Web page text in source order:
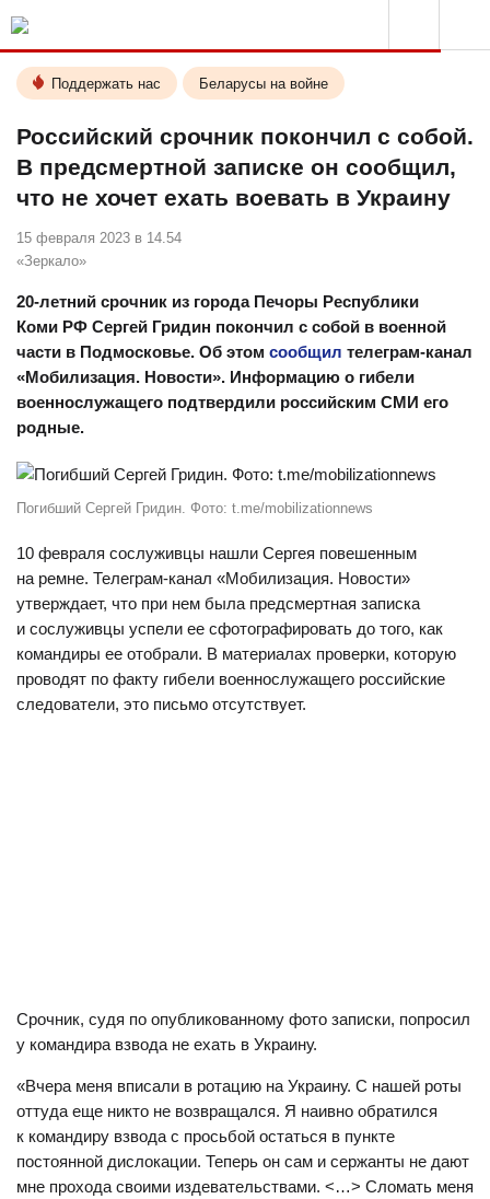
Поддержать нас Беларусы на войне
Российский срочник покончил с собой.
В предсмертной записке он сообщил,
что не хочет ехать воевать в Украину
15 февраля 2023 в 14.54
«Зеркало»
20-летний срочник из города Печоры Республики
Коми РФ Сергей Гридин покончил с собой в военной
части в Подмосковье. Об этом сообщил телеграм-канал
«Мобилизация. Новости». Информацию о гибели
военнослужащего подтвердили российским СМИ его
родные.
Погибший Сергей Гридин. Фото: t.me/mobilizationnews
10 февраля сослуживцы нашли Сергея повешенным
на ремне. Телеграм-канал «Мобилизация. Новости»
утверждает, что при нем была предсмертная записка
и сослуживцы успели ее сфотографировать до того, как
командиры ее отобрали. В материалах проверки, которую
проводят по факту гибели военнослужащего российские
следователи, это письмо отсутствует.
Срочник, судя по опубликованному фото записки, попросил
у командира взвода не ехать в Украину.
«Вчера меня вписали в ротацию на Украину. С нашей роты
оттуда еще никто не возвращался. Я наивно обратился
к командиру взвода с просьбой остаться в пункте
постоянной дислокации. Теперь он сам и сержанты не дают
мне прохода своими издевательствами. <…> Сломать меня